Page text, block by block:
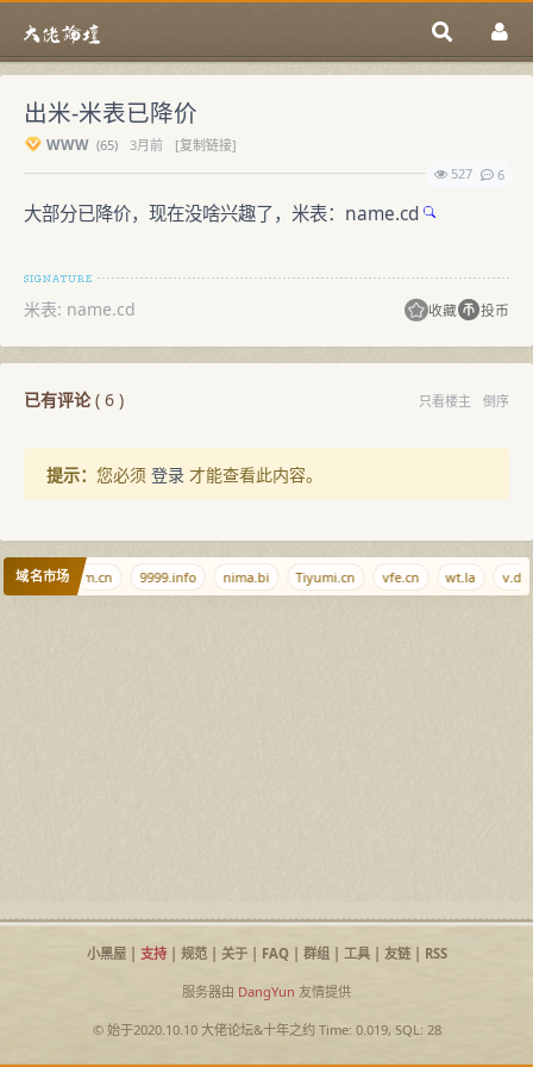
出米-米表已降价
WWW (65) 3月前
[复制链接]
527
6
大部分已降价，现在没啥兴趣了，米表： name.cd
米表: name.cd 收藏 投币
已有评论( 6 ) 只看楼主 倒序
提示： 您必须 登录 才能查看此内容。
域名市场
wwwww.com.cn 9999.info nima.bi Tiyumi.cn vfe.cn wt.la v.dog
小黑屋| 支持| 规范| 关于| FAQ| 群组| 工具| 友链| RSS
服务器由 DangYun 友情提供
© 始于2020.10.10 大佬论坛&十年之约Time: 0.019, SQL: 28